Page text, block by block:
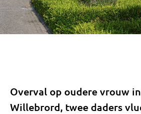
Overval op oudere vrouw
Willebrord, twee daders